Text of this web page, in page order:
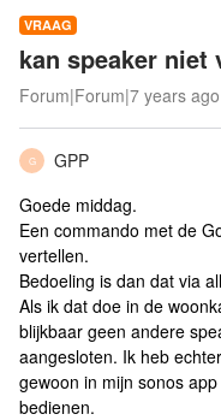
VRAAG
kan speaker
Forum|Forum|7 years ago
G
GPP
Goede middag.
Een commando met de
vertellen.
Bedoeling is dan dat via
Als ik dat doe in de
blijkbaar geen andere
aangesloten. Ik heb
gewoon in mijn sonos
bedienen.